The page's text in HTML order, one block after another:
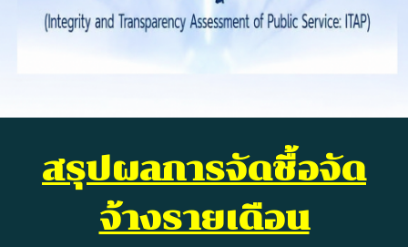
สรุปผลการจัดชื้อจัด
จ้างรายเดือน